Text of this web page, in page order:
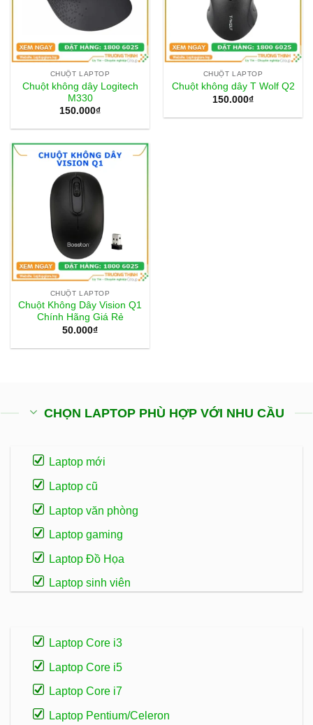
CHUỘT LAPTOP
Chuột không dây Logitech
M330
150.000₫
CHUỘT LAPTOP
Chuột không dây T Wolf Q2
150.000₫
CHUỘT LAPTOP
Chuột Không Dây Vision Q1
Chính Hãng Giá Rẻ
50.000₫
CHỌN LAPTOP PHÙ HỢP VỚI NHU CẦU
Laptop mới
Laptop cũ
Laptop văn phòng
Laptop gaming
Laptop Đồ Họa
Laptop sinh viên
Laptop Core i3
Laptop Core i5
Laptop Core i7
Laptop Pentium/Celeron